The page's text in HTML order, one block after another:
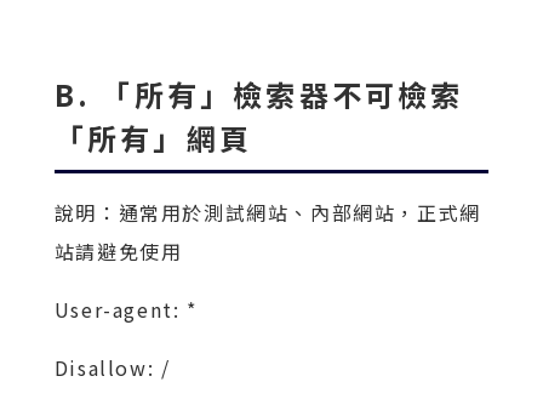
B. 「所有」檢索器不可檢索
「所有」網頁
說明：通常用於測試網站、內部網站，正式網
站請避免使用
User-agent: *
Disallow: /